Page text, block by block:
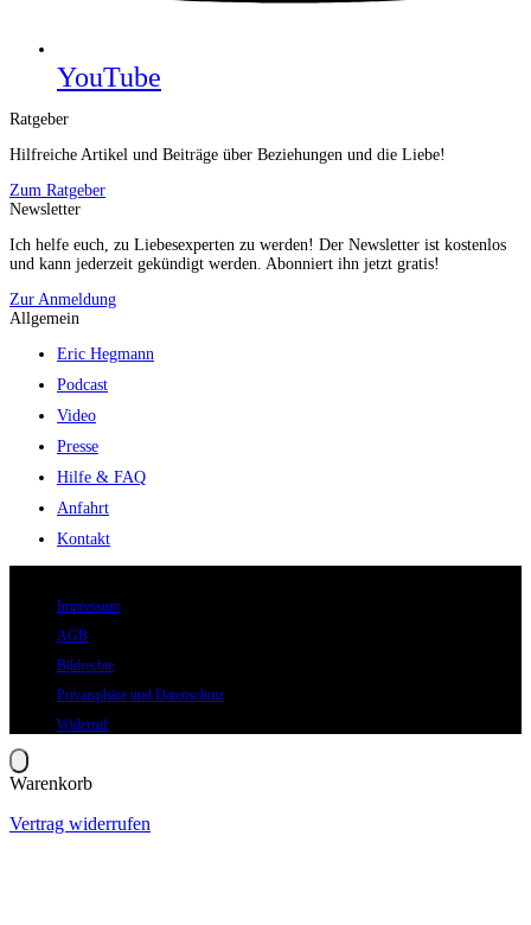
YouTube
Ratgeber
Hilfreiche Artikel und Beiträge über Beziehungen und die Liebe!
Zum Ratgeber
Newsletter
Ich helfe euch, zu Liebesexperten zu werden! Der Newsletter ist kostenlos
und kann jederzeit gekündigt werden. Abonniert ihn jetzt gratis!
Zur Anmeldung
Allgemein
Eric Hegmann
Podcast
Video
Presse
Hilfe & FAQ
Anfahrt
Kontakt
Impressum
AGB
Bildrechte
Privatsphäre und Datenschutz
Widerruf
Warenkorb
Vertrag widerrufen